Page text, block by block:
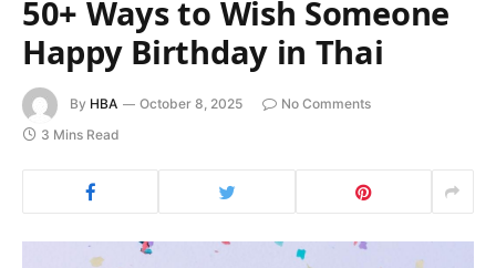
50+ Ways to Wish Someone
Happy Birthday in Thai
By HBA October 8, 2025
No Comments
3 Mins Read